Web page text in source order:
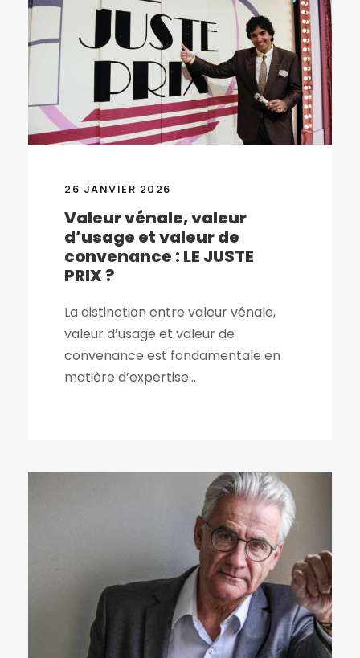
26 JANVIER 2026
Valeur vénale, valeur
d’usage et valeur de
convenance : LE JUSTE
PRIX ?
La distinction entre valeur vénale,
valeur d’usage et valeur de
convenance est fondamentale en
matière d’expertise...